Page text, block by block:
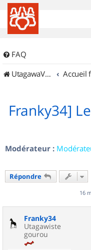
FAQ
UtagawaVTT (Randos VTT et VTTAE avec traces GPS)
Accueil
Franky34]
Modérateur :
Répondre
16
Franky34
Utagawiste
gourou